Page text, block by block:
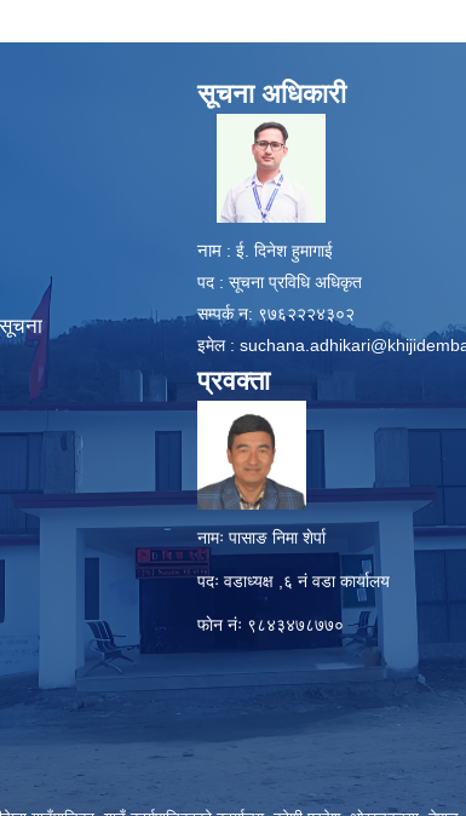
सूचना अधिकारी
नाम : ई. दिनेश हुमागाई
पद : सूचना प्रविधि अधिकृत
सम्पर्क न: ९७६२२२४३०२
इमेल :
प्रवक्ता
नामः पासाङ निमा शेर्पा
पदः वडाध्यक्ष ,६ नं वडा कार्यालय
फाेन नंः ९८४३४७८७७०